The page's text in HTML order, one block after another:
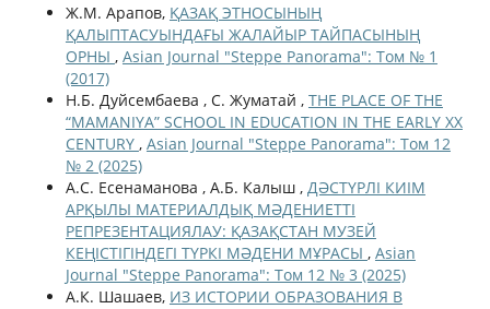
Ж.М. Арапов, ҚАЗАҚ ЭТНОСЫНЫҢ
ҚАЛЫПТАСУЫНДАҒЫ ЖАЛАЙЫР ТАЙПАСЫНЫҢ
ОРНЫ , Asian Journal "Steppe Panorama": Том № 1
(2017)
Н.Б. Дуйсембаева , С. Жуматай , THE PLACE OF THE
“MAMANIYA” SCHOOL IN EDUCATION IN THE EARLY XX
CENTURY , Asian Journal "Steppe Panorama": Том 12
№ 2 (2025)
А.С. Есенаманова , А.Б. Калыш , ДӘСТҮРЛІ КИІМ
АРҚЫЛЫ МАТЕРИАЛДЫҚ МӘДЕНИЕТТІ
РЕПРЕЗЕНТАЦИЯЛАУ: ҚАЗАҚСТАН МУЗЕЙ
КЕҢІСТІГІНДЕГІ ТҮРКІ МӘДЕНИ МҰРАСЫ , Asian
Journal "Steppe Panorama": Том 12 № 3 (2025)
А.К. Шашаев, ИЗ ИСТОРИИ ОБРАЗОВАНИЯ В